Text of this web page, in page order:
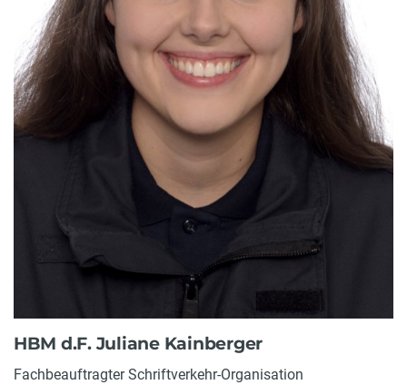
HBM d.F. Juliane Kainberger
Fachbeauftragter Schriftverkehr-Organisation